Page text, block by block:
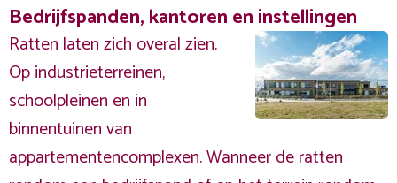
Bedrijfspanden, kantoren en instellingen
Ratten laten zich overal zien.
Op industrieterreinen,
schoolpleinen en in
binnentuinen van
appartementencomplexen. Wanneer de ratten